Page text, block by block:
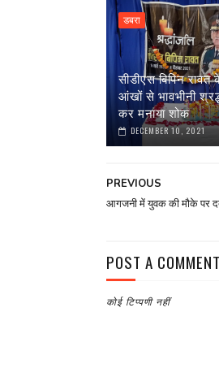
डबरा
सीडीएस बिपिन
आंखों से भावभीनी
कर मनाया शोक
DECEMBER 10, 2021
PREVIOUS
आगजनी में युवक की मौके पर
POST A COMMENT
कोई टिप्पणी नहीं